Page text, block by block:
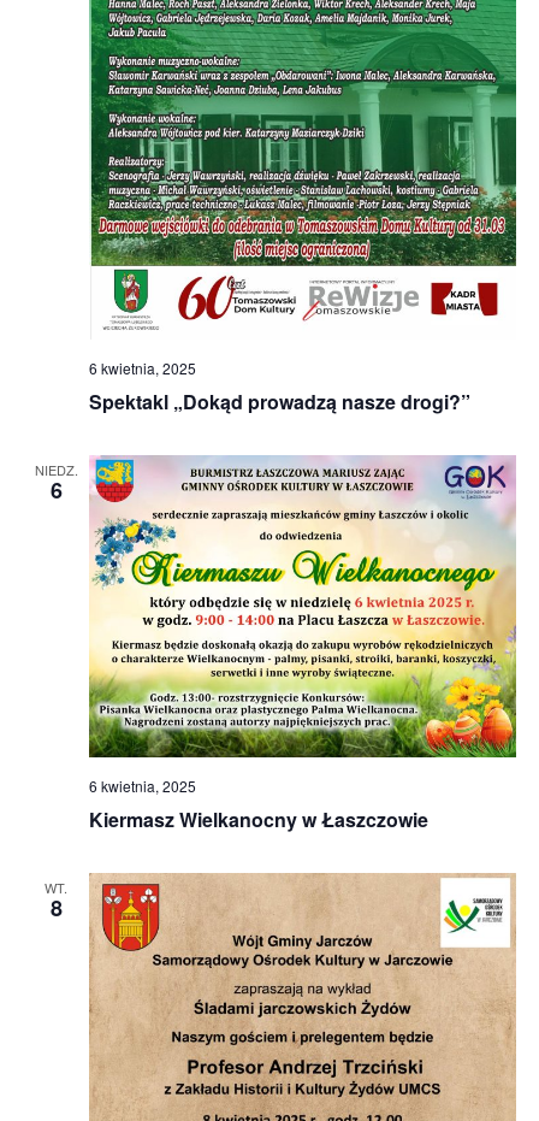
Spektakl „Dokąd prowadzą nasze drogi?”
6 kwietnia, 2025
NIEDZ.
6
Kiermasz Wielkanocny w Łaszczowie
6 kwietnia, 2025
WT.
8